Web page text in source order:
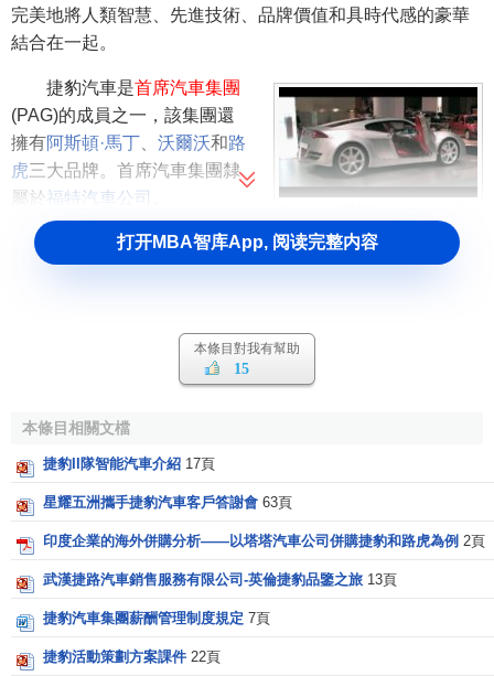
完美地將人類智慧、先進技術、品牌價值和具時代感的豪華
結合在一起。
捷豹汽車是首席汽車集團
(PAG)的成員之一，該集團還
擁有阿斯頓·馬丁 沃爾沃和路
虎三大品牌。首席汽車集團隸
屬於 福特汽車公司
2004年3月，捷豹汽車首
次確立了在中國的授權經銷商
彩亮相。目前捷豹在中國的授權經銷商網路包括覆蓋全國的
20多個授權經銷商銷售網點。
1989年，福特
又斥資27億美元將“路虎”品牌收歸旗下。如加上產品研發等方
面的開支，福特在“一豹一虎”兩大品牌上已砸進逾100億美
元。但由於在這兩個品牌上的經營業績長期低於預期，加之
近年來福特汽車公司整體經營狀況惡化，連年遭受巨虧，在
得不收縮戰線，將這兩個品牌低價出手，以便聚焦主力。
2008年3月26日印度企業界的巨人
司和美國福特汽車公司 發表聯合聲明，塔塔以23億美元的價
打开MBA智库App, 阅读完整内容
本條目對我有幫助
15
本條目相關文檔
捷豹II隊智能汽車介紹 17頁
星耀五洲攜手捷豹汽車客戶答謝會 63頁
印度企業的海外併購分析——以塔塔汽車公司併購捷豹和路虎為例 2頁
武漢捷路汽車銷售服務有限公司-英倫捷豹品鑒之旅 13頁
捷豹汽車集團薪酬管理制度規定 7頁
捷豹活動策劃方案課件 22頁